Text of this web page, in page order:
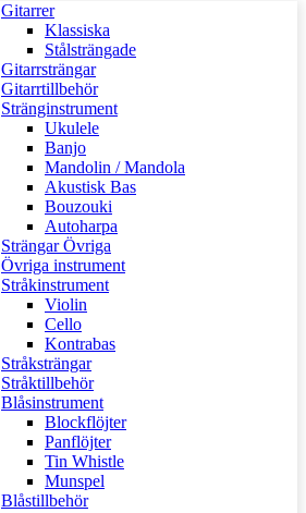
Gitarrer
Klassiska
Stålsträngade
Gitarrsträngar
Gitarrtillbehör
Stränginstrument
Ukulele
Banjo
Mandolin / Mandola
Akustisk Bas
Bouzouki
Autoharpa
Strängar Övriga
Övriga instrument
Stråkinstrument
Violin
Cello
Kontrabas
Stråksträngar
Stråktillbehör
Blåsinstrument
Blockflöjter
Panflöjter
Tin Whistle
Munspel
Blåstillbehör